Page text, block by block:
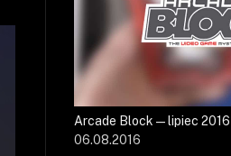
Arcade Block — lipiec 2016
06.08.2016